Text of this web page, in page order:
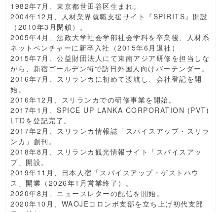
1982年7月、東京都世田谷区生まれ。
2004年12月、人材業界就職支援サイト『SPIRITS』開設
（2010年3月閉鎖）。
2005年4月、法政大学社会学部社会学科を卒業後、人材系
ネットベンチャーに新卒入社（2015年6月退社）
2015年7月、公益財団法人にて東南アジア研修を担当しな
がら、新宿ゴールデン街で訪日外国人向けバーテンダー。
2016年7月、スリランカに初めて渡航し、会社登記を開
始。
2016年12月、スリランカでの研修事業を開始。
2017年1月、SPICE UP LANKA CORPORATION (PVT)
LTDを登記完了。
2017年2月、スリランカ情報誌「スパイスアップ・スリラ
ンカ」創刊。
2018年8月、スリランカ観光情報サイト「スパイスアッ
プ」開設。
2019年11月、日本人宿「スパイスアップ・ゲストハウ
ス」開業（2026年1月営業終了）。
2020年8月、ニュースレターの配信を開始。
2020年10月、WAOJEコロンボ支部を立ち上げ初代支部